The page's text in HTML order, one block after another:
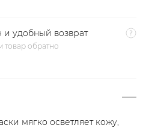
удобный возврат
товар обратно
мягко осветляет кожу,